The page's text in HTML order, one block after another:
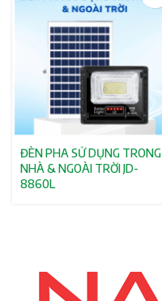
ĐÈN PHA SỬ DỤNG TRONG
NHÀ & NGOÀI TRỜI JD-
8860L